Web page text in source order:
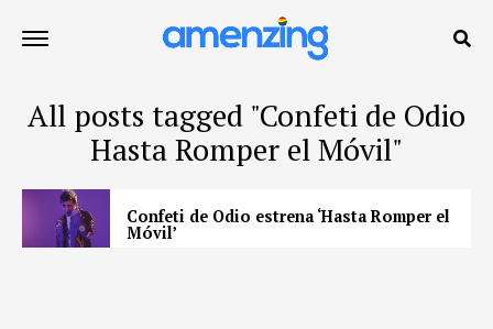
All posts tagged "Confeti de Odio
Hasta Romper el Móvil"
Confeti de Odio estrena ‘Hasta Romper el
Móvil’